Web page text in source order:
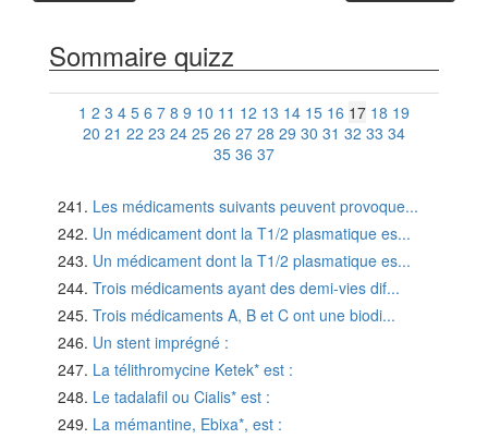
Sommaire quizz
1 2 3 4 5 6 7 8 9 10 11 12 13 14 15 16 17 18 19
20 21 22 23 24 25 26 27 28 29 30 31 32 33 34
35 36 37
Les médicaments suivants peuvent provoque...
Un médicament dont la T1/2 plasmatique es...
Un médicament dont la T1/2 plasmatique es...
Trois médicaments ayant des demi-vies dif...
Trois médicaments A, B et C ont une biodi...
Un stent imprégné :
La télithromycine Ketek* est :
Le tadalafil ou Cialis* est :
La mémantine, Ebixa*, est :